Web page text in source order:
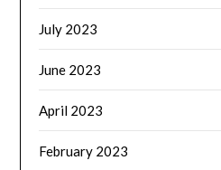
July 2023
June 2023
April 2023
February 2023